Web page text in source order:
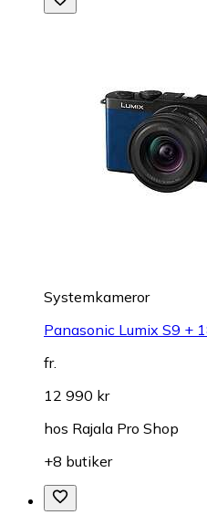
Systemkameror
Panasonic Lumix S9 +
fr.
12 990 kr
hos Rajala Pro Shop
+8 butiker